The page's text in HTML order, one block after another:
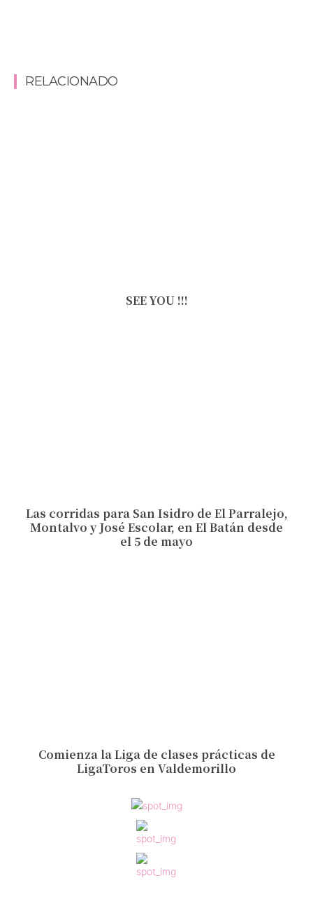
RELACIONADO
SEE YOU !!!
Las corridas para San Isidro de El Parralejo,
Montalvo y José Escolar, en El Batán desde
el 5 de mayo
Comienza la Liga de clases prácticas de
LigaToros en Valdemorillo